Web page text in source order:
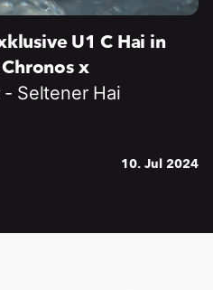
U1 C Hai in
x
- Seltener Hai
10. Jul 2024